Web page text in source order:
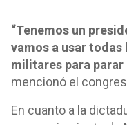
“Tenemos un
vamos a usar
militares para
mencionó el
En cuanto a la